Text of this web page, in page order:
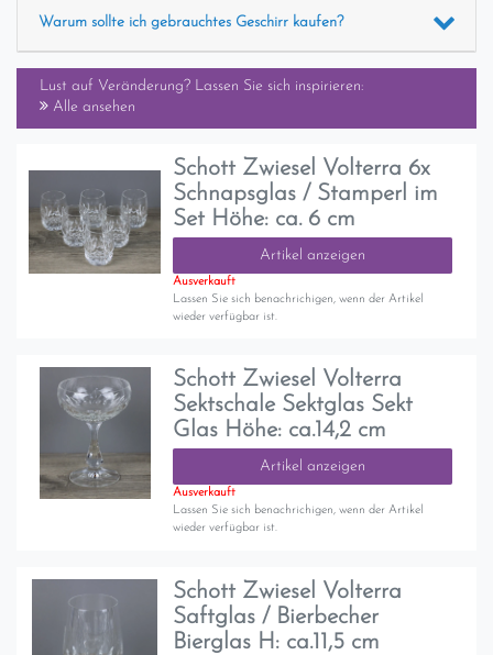
Warum sollte ich gebrauchtes Geschirr kaufen?
Lust auf Veränderung? Lassen Sie sich inspirieren:
Alle ansehen
Schott Zwiesel Volterra 6x
Schnapsglas / Stamperl im
Set Höhe: ca. 6 cm
Artikel anzeigen
Ausverkauft
Lassen Sie sich benachrichigen, wenn der Artikel
wieder verfügbar ist.
Schott Zwiesel Volterra
Sektschale Sektglas Sekt
Glas Höhe: ca.14,2 cm
Artikel anzeigen
Ausverkauft
Lassen Sie sich benachrichigen, wenn der Artikel
wieder verfügbar ist.
Schott Zwiesel Volterra
Saftglas / Bierbecher
Bierglas H: ca.11,5 cm